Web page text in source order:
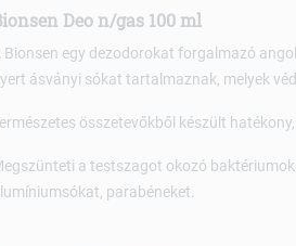
Deo n/gas 100 ml
Bionsen egy dezodorokat forgalmazó
ásványi sókat tartalmaznak, melyek
összetevőkből készült
a testszagot okozó
parabéneket.